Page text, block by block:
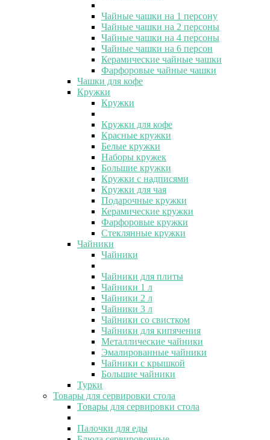
Чайные чашки на 1 персону
Чайные чашки на 2 персоны
Чайные чашки на 4 персоны
Чайные чашки на 6 персон
Керамические чайные чашки
Фарфоровые чайные чашки
Чашки для кофе
Кружки
Кружки
Кружки для кофе
Красные кружки
Белые кружки
Наборы кружек
Большие кружки
Кружки с надписями
Кружки для чая
Подарочные кружки
Керамические кружки
Фарфоровые кружки
Стеклянные кружки
Чайники
Чайники
Чайники для плиты
Чайники 1 л
Чайники 2 л
Чайники 3 л
Чайники со свистком
Чайники для кипячения
Металлические чайники
Эмалированные чайники
Чайники с крышкой
Большие чайники
Турки
Товары для сервировки стола
Товары для сервировки стола
Палочки для еды